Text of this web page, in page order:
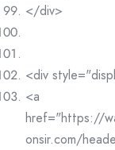
</div>
<div
<a
href="https://
onsir.com/